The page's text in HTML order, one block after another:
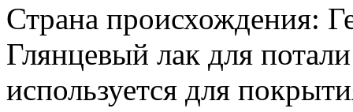
Страна происхождения:
Глянцевый лак для
используется для